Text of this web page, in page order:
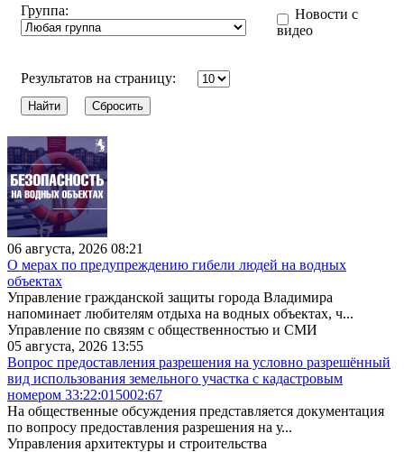
Группа:
Новости с
видео
Результатов на страницу:
06 августа, 2026 08:21
О мерах по предупреждению гибели людей на водных
объектах
Управление гражданской защиты города Владимира
напоминает любителям отдыха на водных объектах, ч...
Управление по связям с общественностью и СМИ
05 августа, 2026 13:55
Вопрос предоставления разрешения на условно разрешённый
вид использования земельного участка с кадастровым
номером 33:22:015002:67
На общественные обсуждения представляется документация
по вопросу предоставления разрешения на у...
Управления архитектуры и строительства